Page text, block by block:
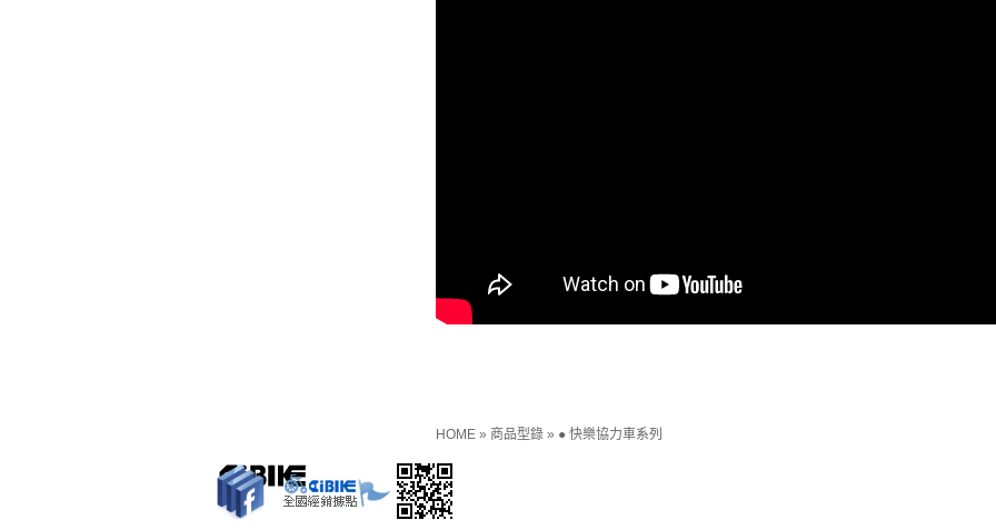
HOME » 商品型錄 » ● 快樂協力車系列